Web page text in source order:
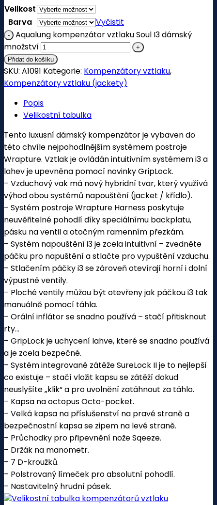
Velikost
Barva
Vyčistit
Aqualung kompenzátor vztlaku Soul I3 dámský
množství
Přidat do košíku
SKU: A1091 Kategorie: Kompenzátory vztlaku,
Kompenzátory vztlaku (jackety)
Popis
Velikostní tabulka
Tento luxusní dámský kompenzátor je vybaven do
této chvíle nejpohodlnějším systémem postroje
Wrapture. Vztlak je ovládán intuitivním systémem i3 a
lahev je upevněna pomocí novinky GripLock.
– Vzduchový vak má nový hybridní tvar, který využívá
výhod obou systémů napouštění (jacket / křídlo).
– Systém postroje Wrapture Harness poskytuje
neuvěřitelné pohodlí díky speciálnímu backplatu,
pásku na ventil a otočným ramenním přezkám.
– Systém napouštění i3 je zcela intuitivní – zvedněte
páčku pro napuštění a stlačte pro vypuštění vzduchu.
– Stlačením páčky i3 se zároveň otevírají horní i dolní
výpustné ventily.
– Ploché ventily můžou být otevřeny jak páčkou i3 tak
manuálně pomocí táhla.
– Orální inflátor se snadno používá – stačí přitisknout
rty…
– GripLock je uchycení lahve, které se snadno používá
a je zcela bezpečné.
– Systém integrované zátěže SureLock II je to nejlepší
co existuje – stačí vložit kapsu se zátěží dokud
neuslyšíte „klik“ a pro uvolnění zatáhnout za táhlo.
– Kapsa na octopus Octo-pocket.
– Velká kapsa na příslušenství na pravé straně a
bezpečnostní kapsa se zipem na levé straně.
– Průchodky pro připevnění nože Sqeeze.
– Držák na manometr.
– 7 D-kroužků.
– Polstrovaný límeček pro absolutní pohodlí.
– Nastavitelný hrudní pásek.
Velikostní tabulka kompenzátorů vztlaku